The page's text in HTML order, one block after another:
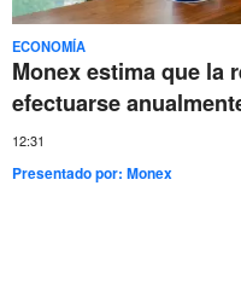
ECONOMÍA
Monex estima que la
efectuarse
12:31
Presentado por:Monex